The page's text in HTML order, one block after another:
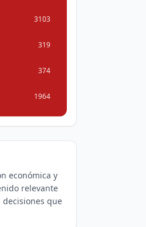
3103
319
374
1964
económica y
relevante
que